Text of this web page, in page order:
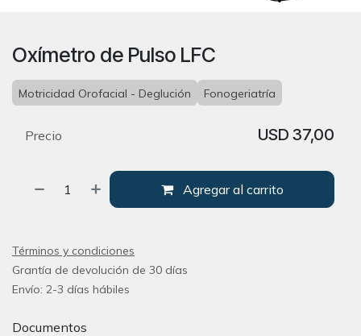
Oxímetro de Pulso LFC
Motricidad Orofacial - Deglución Fonogeriatría
Agregar al carrito
Precio USD 37,00
Términos y condiciones
Grantía de devolución de 30 días
Envío: 2-3 días hábiles
Documentos